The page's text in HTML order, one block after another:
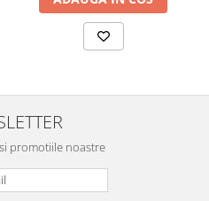
promotiile noastre